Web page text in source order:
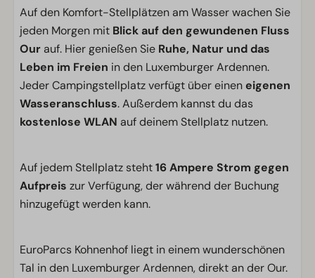
Auf den Komfort-Stellplätzen am Wasser wachen Sie
jeden Morgen mit Blick auf den gewundenen Fluss
Ourauf. Hier genießen Sie Ruhe, Natur und das
Leben im Freien in den Luxemburger Ardennen.
Jeder Campingstellplatz verfügt über eineneigenen
Wasseranschluss. Außerdem kannst du das
kostenlose WLAN auf deinem Stellplatz nutzen.
Auf jedem Stellplatz steht16 Ampere Strom gegen
Aufpreis zur Verfügung, der während der Buchung
hinzugefügt werden kann.
EuroParcs Kohnenhof liegt in einem wunderschönen
Tal in den Luxemburger Ardennen, direkt an der Our.